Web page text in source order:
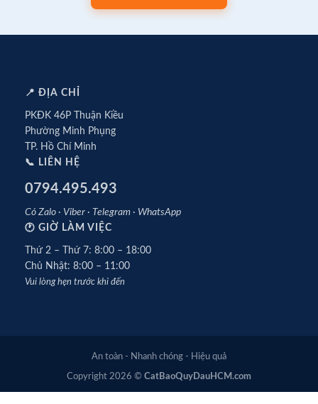
📍 ĐỊA CHỈ
PKĐK 46P Thuận Kiều
Phường Minh Phụng
TP. Hồ Chí Minh
📞 LIÊN HỆ
0794.495.493
Có Zalo · Viber · Telegram · WhatsApp
🕐 GIỜ LÀM VIỆC
Thứ 2 – Thứ 7: 8:00 – 18:00
Chủ Nhật: 8:00 – 11:00
Vui lòng hẹn trước khi đến
An toàn - Nhanh chóng - Hiệu quả
Copyright 2026 © CatBaoQuyDauHCM.com